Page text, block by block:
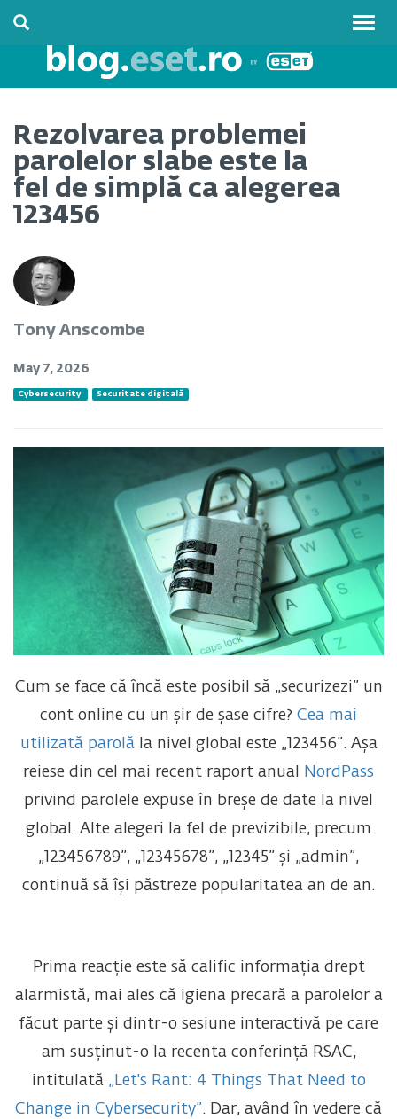
Rezolvarea problemei
parolelor slabe este la
fel de simplă ca alegerea
123456
Tony Anscombe
May 7, 2026
Cybersecurity Securitate digitală
Cum se face că încă este posibil să „securizezi” un
cont online cu un șir de șase cifre? Cea mai
utilizată parolăla nivel global este „123456”. Așa
reiese din cel mai recent raport anual
NordPass
privind parolele expuse în breșe de date la nivel
global. Alte alegeri la fel de previzibile, precum
„123456789”, „12345678”, „12345” și „admin”,
continuă să își păstreze popularitatea an de an.
Prima reacție este să calific informația drept
alarmistă, mai ales că igiena precară a parolelor a
făcut parte și dintr-o sesiune interactivă pe care
am susținut-o la recenta conferință RSAC,
intitulată „Let's Rant: 4 Things That Need to
Change in Cybersecurity”. Dar, având în vedere că